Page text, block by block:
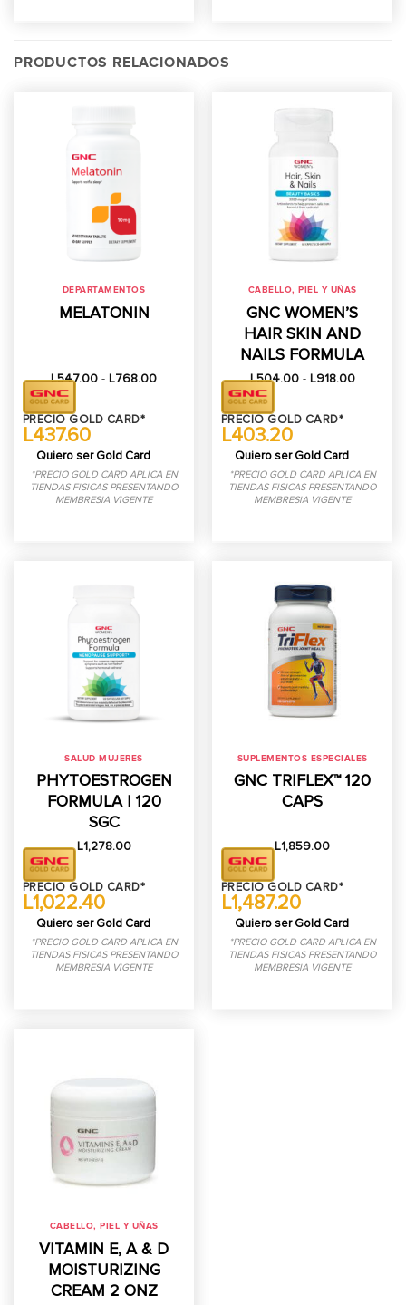
PRODUCTOS RELACIONADOS
DEPARTAMENTOS
MELATONIN
L547.00 - L768.00Rango
PRECIO GOLD CARD*
L437.60
Quiero ser Gold Card
*PRECIO GOLD CARD APLICA EN
TIENDAS FISICAS PRESENTANDO
MEMBRESIA VIGENTE
CABELLO, PIEL Y UÑAS
GNC WOMEN’S
HAIR SKIN AND
NAILS FORMULA
L504.00 - L918.00Rango
PRECIO GOLD CARD*
L403.20
Quiero ser Gold Card
*PRECIO GOLD CARD APLICA EN
TIENDAS FISICAS PRESENTANDO
MEMBRESIA VIGENTE
SALUD MUJERES
PHYTOESTROGEN
FORMULA | 120
SGC
L1,278.00
PRECIO GOLD CARD*
L1,022.40
Quiero ser Gold Card
*PRECIO GOLD CARD APLICA EN
TIENDAS FISICAS PRESENTANDO
MEMBRESIA VIGENTE
SUPLEMENTOS ESPECIALES
GNC TRIFLEX™ 120
CAPS
L1,859.00
PRECIO GOLD CARD*
L1,487.20
Quiero ser Gold Card
*PRECIO GOLD CARD APLICA EN
TIENDAS FISICAS PRESENTANDO
MEMBRESIA VIGENTE
CABELLO, PIEL Y UÑAS
VITAMIN E, A & D
MOISTURIZING
CREAM 2 ONZ